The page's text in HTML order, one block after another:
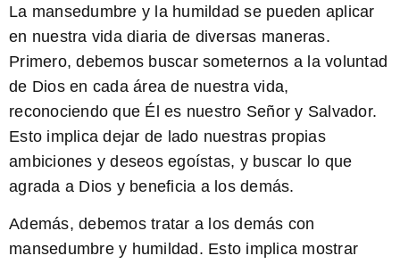
La mansedumbre y la humildad se pueden aplicar
en nuestra vida diaria de diversas maneras.
Primero, debemos buscar someternos a la voluntad
de Dios en cada área de nuestra vida,
reconociendo que Él es nuestro Señor y Salvador.
Esto implica dejar de lado nuestras propias
ambiciones y deseos egoístas, y buscar lo que
agrada a Dios y beneficia a los demás.
Además, debemos tratar a los demás con
mansedumbre y humildad. Esto implica mostrar